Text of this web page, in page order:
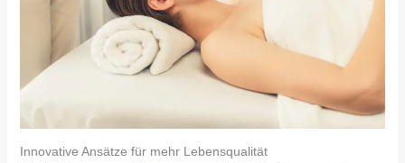
Innovative Ansätze für mehr Lebensqualität